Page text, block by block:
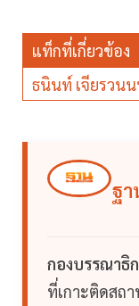
แท็กที่เกี่ยวข้อง
ธนินท์ เจียรวน
ฐา
กองบรรณาธิ
ที่เกาะติดสถ